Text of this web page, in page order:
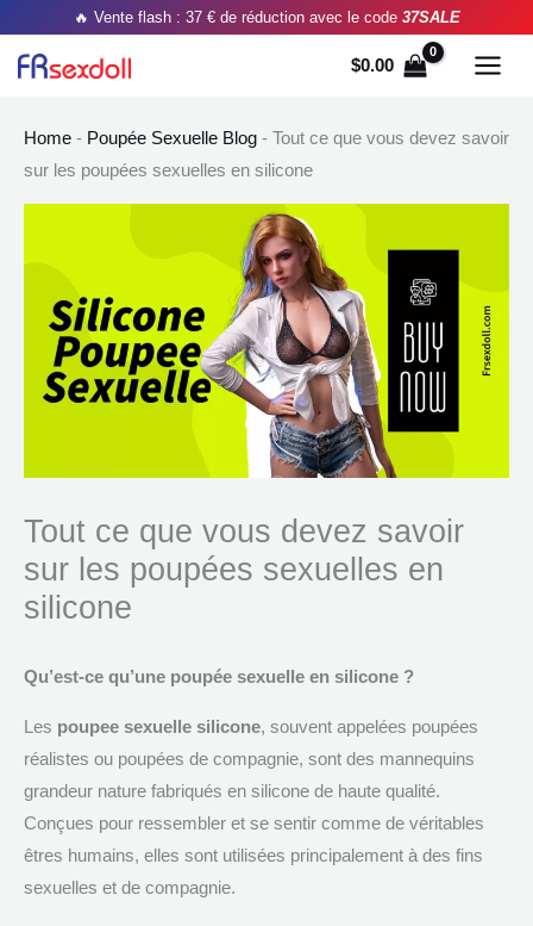
contenu
🔥 Vente flash : 37 € de réduction avec le code 37SALE
$0.00
Home - Poupée Sexuelle Blog - Tout ce que vous devez savoir
sur les poupées sexuelles en silicone
Tout ce que vous devez savoir
sur les poupées sexuelles en
silicone
Qu’est-ce qu’une poupée sexuelle en silicone ?
Les poupee sexuelle silicone, souvent appelées poupées
réalistes ou poupées de compagnie, sont des mannequins
grandeur nature fabriqués en silicone de haute qualité.
Conçues pour ressembler et se sentir comme de véritables
êtres humains, elles sont utilisées principalement à des fins
sexuelles et de compagnie.
Recherche